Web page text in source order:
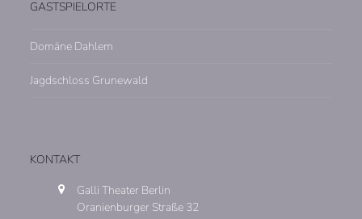
GASTSPIELORTE
Domäne Dahlem
Jagdschloss Grunewald
KONTAKT
Galli Theater Berlin
Oranienburger Straße 32